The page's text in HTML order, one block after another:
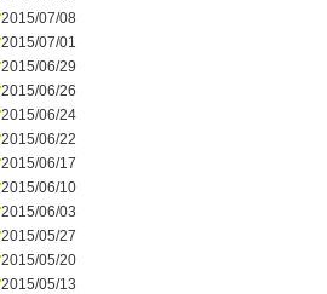
2015/07/08
2015/07/01
2015/06/29
2015/06/26
2015/06/24
2015/06/22
2015/06/17
2015/06/10
2015/06/03
2015/05/27
2015/05/20
2015/05/13